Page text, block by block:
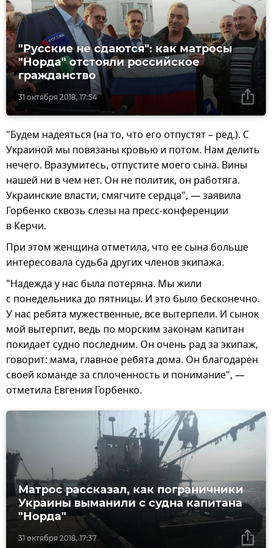
31 октября 2018, 17:54
"Русские не сдаются": как матросы
"Норда" отстояли российское
гражданство
"Будем надеяться (на то, что его отпустят – ред.). С
Украиной мы повязаны кровью и потом. Нам делить
нечего. Вразумитесь, отпустите моего сына. Вины
нашей ни в чем нет. Он не политик, он работяга.
Украинские власти, смягчите сердца", — заявила
Горбенко сквозь слезы на пресс-конференции
в Керчи.
При этом женщина отметила, что ее сына больше
интересовала судьба других членов экипажа.
"Надежда у нас была потеряна. Мы жили
с понедельника до пятницы. И это было бесконечно.
У нас ребята мужественные, все вытерпели. И сынок
мой вытерпит, ведь по морским законам капитан
покидает судно последним. Он очень рад за экипаж,
говорит: мама, главное ребята дома. Он благодарен
своей команде за сплоченность и понимание", —
отметила Евгения Горбенко.
31 октября 2018, 17:37
Матрос рассказал, как пограничники
Украины выманили с судна капитана
"Норда"